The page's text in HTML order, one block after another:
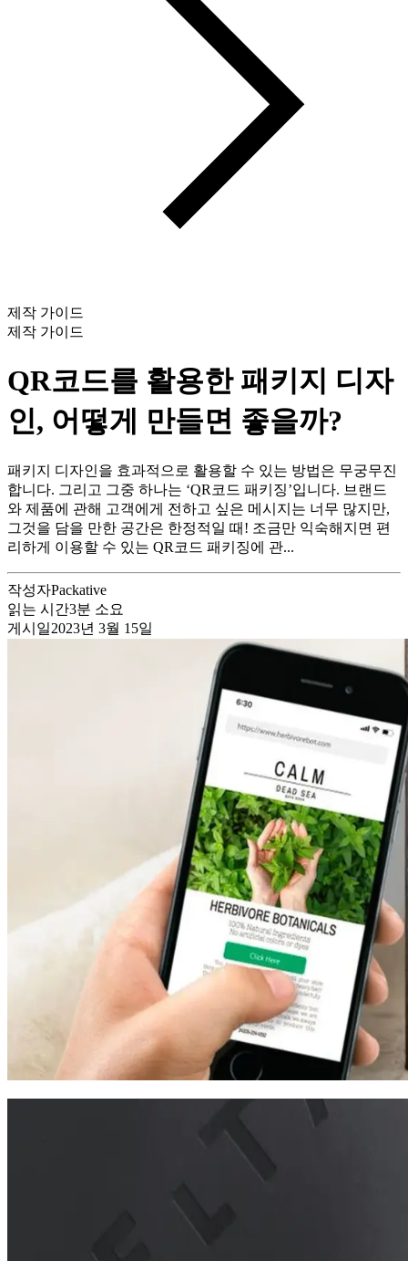
제작 가이드
제작 가이드
QR코드를 활용한 패키지 디자
인, 어떻게 만들면 좋을까?
패키지 디자인을 효과적으로 활용할 수 있는 방법은 무궁무진
합니다. 그리고 그중 하나는 ‘QR코드 패키징’입니다. 브랜드
와 제품에 관해 고객에게 전하고 싶은 메시지는 너무 많지만,
그것을 담을 만한 공간은 한정적일 때! 조금만 익숙해지면 편
리하게 이용할 수 있는 QR코드 패키징에 관...
작성자Packative
읽는 시간3분 소요
게시일2023년 3월 15일